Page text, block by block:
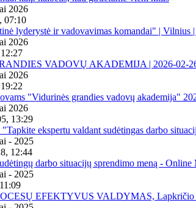
2026
07:10
lyderystė ir vadovavimas komandai" | Vilnius
2026
VADOVŲ AKADEMIJA | 2026-02-
2026
"Vidurinės grandies vadovų akademija"
2026
13:29
ekspertu valdant sudėtingas darbo
- 2025
12:44
darbo situacijų sprendimo meną -
- 2025
EFEKTYVUS VALDYMAS, Lapkričio